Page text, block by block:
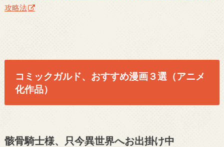
攻略法
コミックガルド、おすすめ漫画３選（アニメ
化作品）
骸骨騎士様、只今異世界へお出掛け中